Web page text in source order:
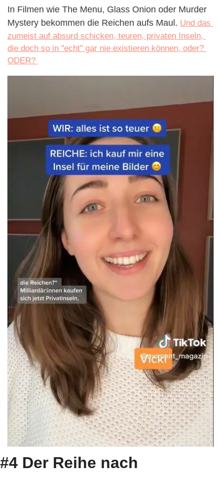
In Filmen wie The Menu, Glass Onion oder Murder
Mystery bekommen die Reichen aufs Maul. Und das
zumeist auf absurd schicken, teuren, privaten Inseln,
die doch so in "echt" gar nie existieren können, oder?
ODER?
#4 Der Reihe nach